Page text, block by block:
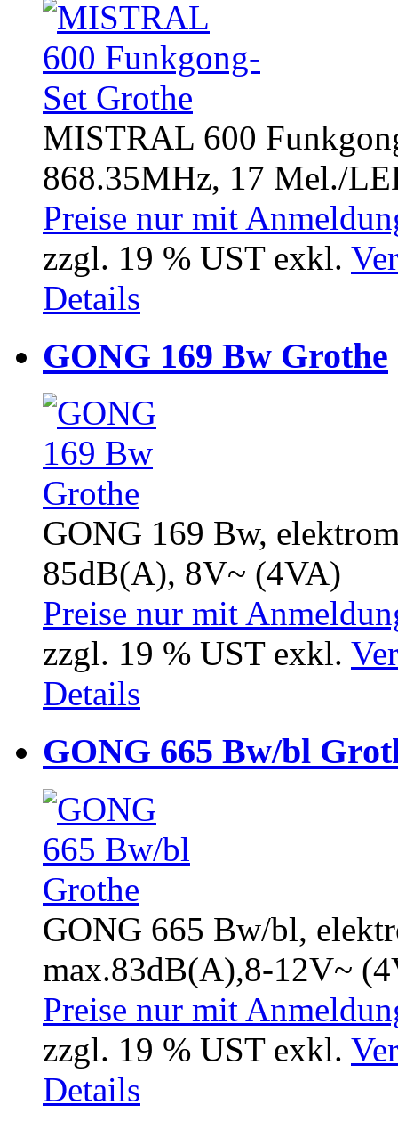
MISTRAL 600
868.35MHz, 17 Mel./
Preise nur mit
zzgl. 19 % UST exkl.
Details
GONG 169 Bw Grothe
GONG 169 Bw,
85dB(A), 8V~ (4VA)
Preise nur mit
zzgl. 19 % UST exkl.
Details
GONG 665 Bw/bl
GONG 665 Bw/bl,
max.83dB(A),8-12V~
Preise nur mit
zzgl. 19 % UST exkl.
Details